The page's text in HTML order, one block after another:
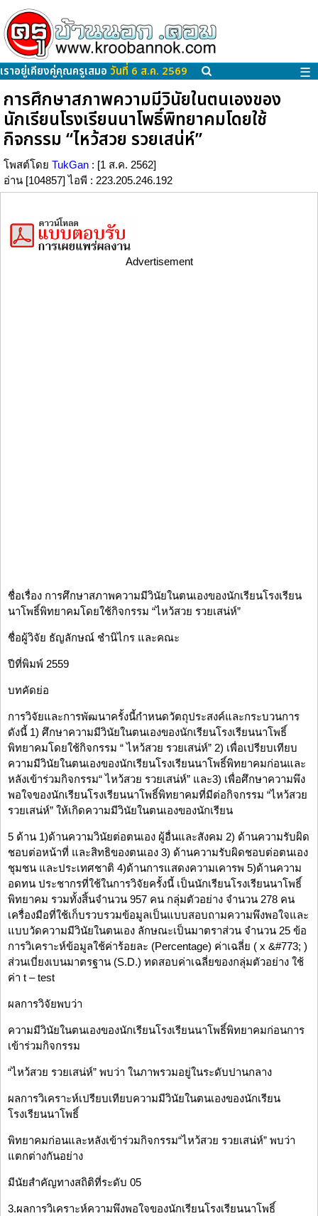
เราอยู่เคียงคู่คุณครูเสมอ วันที่ 6 ส.ค. 2569 ☰
การศึกษาสภาพความมีวินัยในตนเองของ
นักเรียนโรงเรียนนาโพธิ์พิทยาคมโดยใช้
กิจกรรม “ไหว้สวย รวยเสน่ห์”
โพสต์โดย TukGan : [1 ส.ค. 2562]
อ่าน [104857] ไอพี : 223.205.246.192
Advertisement
ชื่อเรื่อง การศึกษาสภาพความมีวินัยในตนเองของนักเรียนโรงเรียน
นาโพธิ์พิทยาคมโดยใช้กิจกรรม “ไหว้สวย รวยเสน่ห์”
ชื่อผู้วิจัย ธัญลักษณ์ ชำนิไกร และคณะ
ปีที่พิมพ์ 2559
บทคัดย่อ
การวิจัยและการพัฒนาครั้งนี้กำหนดวัตถุประสงค์และกระบวนการ
ดังนี้ 1) ศึกษาความมีวินัยในตนเองของนักเรียนโรงเรียนนาโพธิ์
พิทยาคมโดยใช้กิจกรรม “ ไหว้สวย รวยเสน่ห์” 2) เพื่อเปรียบเทียบ
ความมีวินัยในตนเองของนักเรียนโรงเรียนนาโพธิ์พิทยาคมก่อนและ
หลังเข้าร่วมกิจกรรม“ ไหว้สวย รวยเสน่ห์” และ3) เพื่อศึกษาความพึง
พอใจของนักเรียนโรงเรียนนาโพธิ์พิทยาคมที่มีต่อกิจกรรม “ไหว้สวย
รวยเสน่ห์” ให้เกิดความมีวินัยในตนเองของนักเรียน
5 ด้าน 1)ด้านความวินัยต่อตนเอง ผู้อื่นและสังคม 2) ด้านความรับผิด
ชอบต่อหน้าที่ และสิทธิของตนเอง 3) ด้านความรับผิดชอบต่อตนเอง
ชุมชน และประเทศชาติ 4)ด้านการแสดงความเคารพ 5)ด้านความ
อดทน ประชากรที่ใช้ในการวิจัยครั้งนี้ เป็นนักเรียนโรงเรียนนาโพธิ์
พิทยาคม รวมทั้งสิ้นจำนวน 957 คน กลุ่มตัวอย่าง จำนวน 278 คน
เครื่องมือที่ใช้เก็บรวบรวมข้อมูลเป็นแบบสอบถามความพึงพอใจและ
แบบวัดความมีวินัยในตนเอง ลักษณะเป็นมาตราส่วน จำนวน 25 ข้อ
การวิเคราะห์ข้อมูลใช้ค่าร้อยละ (Percentage) ค่าเฉลี่ย ( x &#773; )
ส่วนเบี่ยงเบนมาตรฐาน (S.D.) ทดสอบค่าเฉลี่ยของกลุ่มตัวอย่าง ใช้
ค่า t – test
ผลการวิจัยพบว่า
ความมีวินัยในตนเองของนักเรียนโรงเรียนนาโพธิ์พิทยาคมก่อนการ
เข้าร่วมกิจกรรม
“ไหว้สวย รวยเสน่ห์” พบว่า ในภาพรวมอยู่ในระดับปานกลาง
ผลการวิเคราะห์เปรียบเทียบความมีวินัยในตนเองของนักเรียน
โรงเรียนนาโพธิ์
พิทยาคมก่อนและหลังเข้าร่วมกิจกรรม“ไหว้สวย รวยเสน่ห์” พบว่า
แตกต่างกันอย่าง
มีนัยสำคัญทางสถิติที่ระดับ 05
3.ผลการวิเคราะห์ความพึงพอใจของนักเรียนโรงเรียนนาโพธิ์